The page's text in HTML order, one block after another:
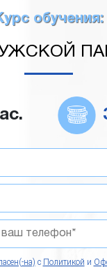
обучения:
на) с Политикой и